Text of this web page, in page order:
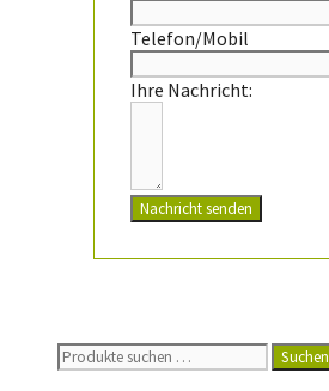
Telefon/Mobil
Ihre Nachricht:
Nachricht senden
Suchen
nach:
Suchen